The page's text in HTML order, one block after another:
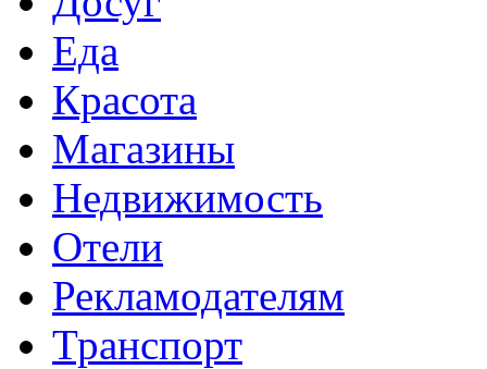
Еда
Красота
Магазины
Недвижимость
Отели
Рекламодателям
Транспорт